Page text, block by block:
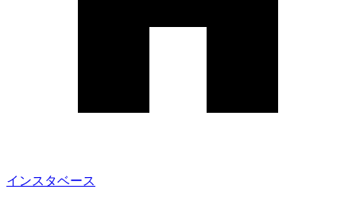
インスタベース